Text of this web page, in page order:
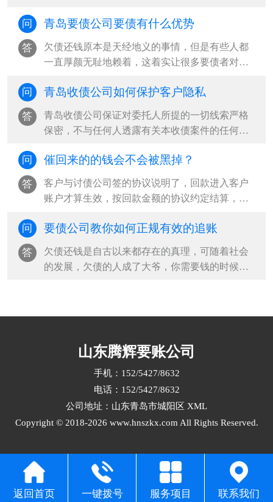
问 青岛要债公司要债有什么优势
答
欠债还钱原本是天经地义的事情，但是有些人都
一直厚颜无耻地赖着，这着实让很多要债者对比
问 青岛收债公司如何保护客户隐私
答
青岛收债公司保证对委托人所提的一切线索严格
保密，不与任何人透露有关本收债案件的任何情
问 催回来的的钱会不会被黑掉？
答
客户与讨债公司签的协议说明了，回款进入客户
账户才算生效，按回款金额的协议约定结算，并
问 要债公司教你如何正规有效的追账
答
欠债还钱是自古以来都存在的真理，可随着社会
的发展，欠债的人成了大爷，你需要钱的时候，
山东腾辉要账公司
手机：152/5427/8632
电话：152/5427/8632
公司地址：山东青岛市城阳区 XML
Copyright © 2018-2026 www.hnszkx.com All Rights Reserved.
返回首页 一键拨号 服务项目 联系我们